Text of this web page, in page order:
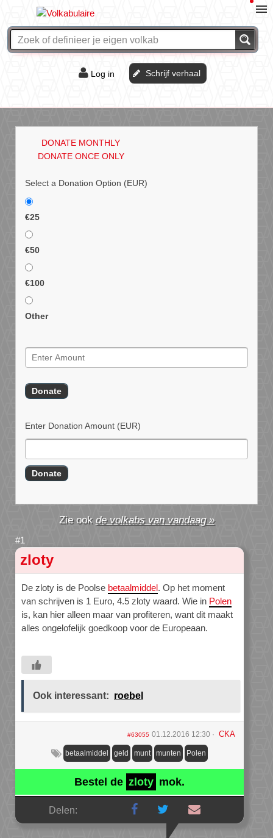
Log in Schrijf verhaal
DONATE MONTHLY
DONATE ONCE ONLY
Select a Donation Option (EUR)
€25
€50
€100
Other
Enter Donation Amount (EUR)
de volkabs van vandaag »
zloty
De zloty is de Poolse betaalmiddel. Op het moment
van schrijven is 1 Euro, 4.5 zloty waard. Wie in Polen
is, kan hier alleen maar van profiteren, want dit maakt
alles ongelofelijk goedkoop voor de Europeaan.
Ook interessant: roebel
#63055 01.12.2016 12:30 CKA
betaalmiddel geld munt munten Polen
Bestel de zloty mok.
Delen: